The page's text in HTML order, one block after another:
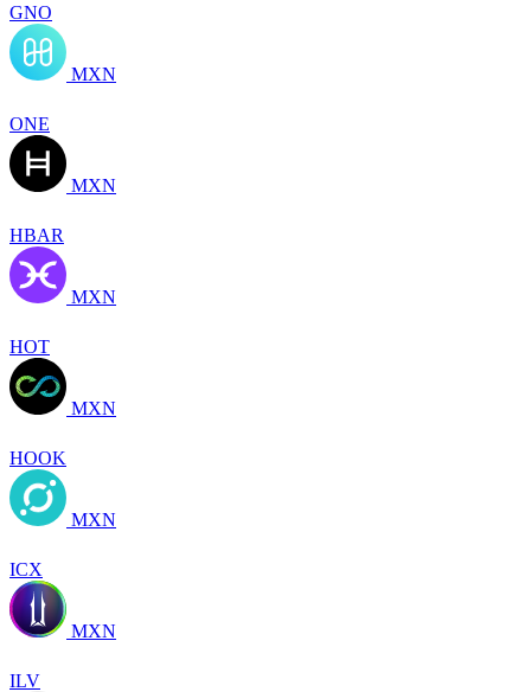
GNO
MXN
ONE
MXN
HBAR
MXN
HOT
MXN
HOOK
MXN
ICX
MXN
ILV